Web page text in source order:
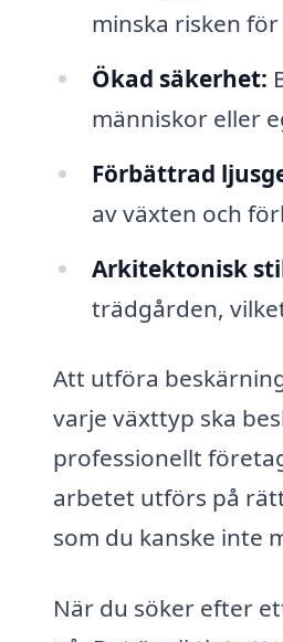
minska risken
Ökad säkerhet:
människor eller
Förbättrad
av växten och
Arkitektonisk
trädgården,
Att utföra
varje växttyp ska
professionellt
arbetet utförs på
som du kanske inte
När du söker efter